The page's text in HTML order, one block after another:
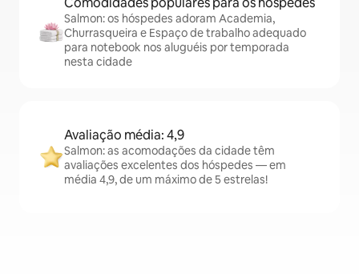
Salmon: os hóspedes adoram Academia,
Churrasqueira e Espaço de trabalho adequado
para notebook nos aluguéis por temporada
nesta cidade
Avaliação média: 4,9
Salmon: as acomodações da cidade têm
avaliações excelentes dos hóspedes — em
média 4,9, de um máximo de 5 estrelas!